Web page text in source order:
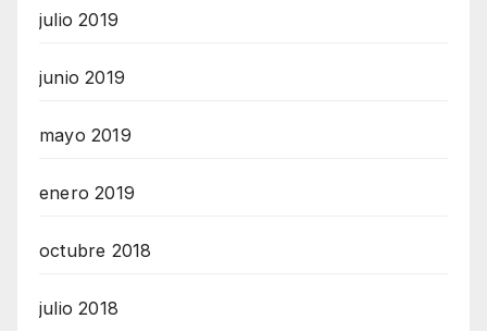
julio 2019
junio 2019
mayo 2019
enero 2019
octubre 2018
julio 2018